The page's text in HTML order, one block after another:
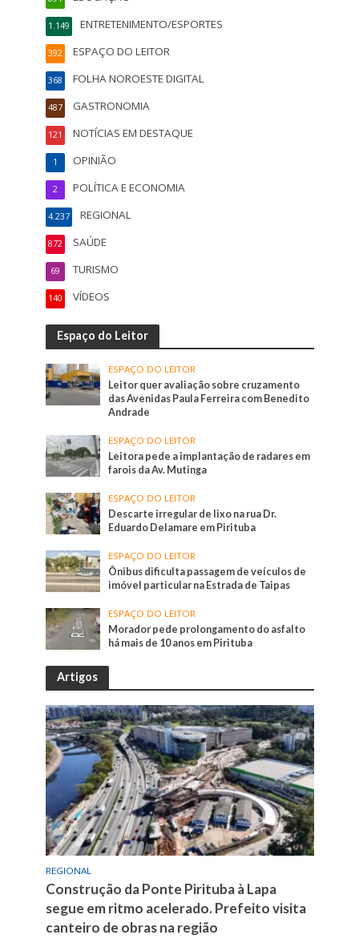
ENTRETENIMENTO/ESPORTES
1.149
ESPAÇO DO LEITOR
392
FOLHA NOROESTE DIGITAL
368
GASTRONOMIA
487
NOTÍCIAS EM DESTAQUE
121
OPINIÃO
1
POLÍTICA E ECONOMIA
2
REGIONAL
4.237
SAÚDE
872
TURISMO
69
VÍDEOS
140
Espaço do Leitor
ESPAÇO DO LEITOR
Leitor quer avaliação sobre cruzamento
das Avenidas Paula Ferreira com Benedito
Andrade
ESPAÇO DO LEITOR
Leitora pede a implantação de radares em
farois da Av. Mutinga
ESPAÇO DO LEITOR
Descarte irregular de lixo na rua Dr.
Eduardo Delamare em Pirituba
ESPAÇO DO LEITOR
Ônibus dificulta passagem de veículos de
imóvel particular na Estrada de Taipas
ESPAÇO DO LEITOR
Morador pede prolongamento do asfalto
há mais de 10 anos em Pirituba
Artigos
REGIONAL
Construção da Ponte Pirituba à Lapa
segue em ritmo acelerado. Prefeito visita
canteiro de obras na região